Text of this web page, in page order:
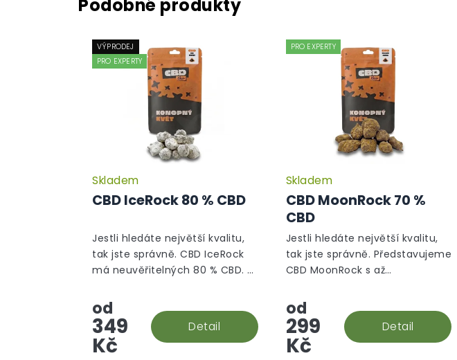
VÝPRODEJ
PRO EXPERTY
CBD IceRock 80 % CBD
Průměrné
hodnocení
produktu
hvězdiček.
Skladem
od
349
Kč
Detail
Jestli hledáte největší kvalitu,
tak jste správně. CBD IceRock
má neuvěřitelných 80 % CBD. A
se ponoří do konopného
extraktu, který se následně...
PRO EXPERTY
CBD MoonRock 70 %
CBD
Skladem
od
299
Kč
Detail
Jestli hledáte největší kvalitu,
tak jste správně. Představujeme
CBD MoonRock s až